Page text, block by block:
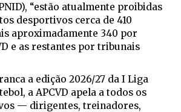
“estão atualmente proibidas
desportivos cerca de 410
aproximadamente 340 por
e as restantes por tribunais
a edição 2026/27 da I Liga
a APCVD apela a todos os
— dirigentes, treinadores,